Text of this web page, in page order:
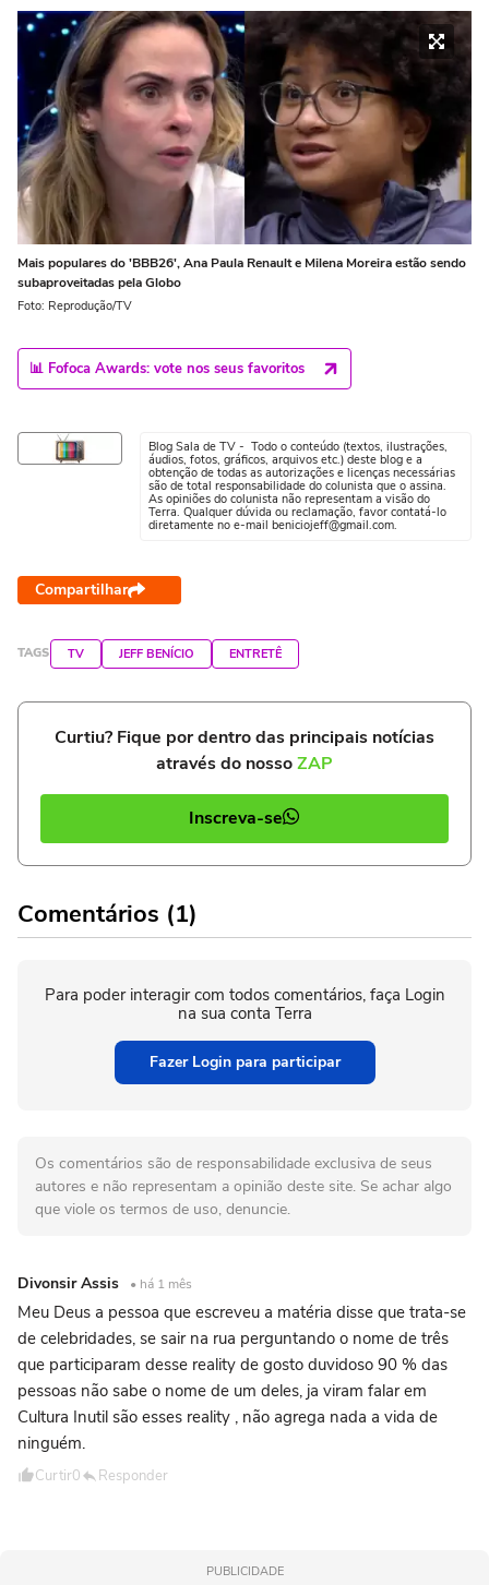
Mais populares do 'BBB26', Ana Paula Renault e Milena Moreira estão sendo
subaproveitadas pela Globo
Foto: Reprodução/TV
📊 Fofoca Awards: vote nos seus favoritos
Blog Sala de TV - Todo o conteúdo (textos, ilustrações,
áudios, fotos, gráficos, arquivos etc.) deste blog e a
obtenção de todas as autorizações e licenças necessárias
são de total responsabilidade do colunista que o assina.
As opiniões do colunista não representam a visão do
Terra. Qualquer dúvida ou reclamação, favor contatá-lo
diretamente no e-mail beniciojeff@gmail.com.
Compartilhar
TAGS TV JEFF BENÍCIO ENTRETÊ
Curtiu? Fique por dentro das principais notícias
através do nossoZAP
Inscreva-se
Comentários (1)
Para poder interagir com todos comentários, faça Login
na sua conta Terra
Fazer Login para participar
Os comentários são de responsabilidade exclusiva de seus
autores e não representam a opinião deste site. Se achar algo
que viole os termos de uso, denuncie.
Divonsir Assis • há 1 mês
Meu Deus a pessoa que escreveu a matéria disse que trata-se
de celebridades, se sair na rua perguntando o nome de três
que participaram desse reality de gosto duvidoso 90 % das
pessoas não sabe o nome de um deles, ja viram falar em
Cultura Inutil são esses reality , não agrega nada a vida de
ninguém.
Curtir0 Responder
PUBLICIDADE